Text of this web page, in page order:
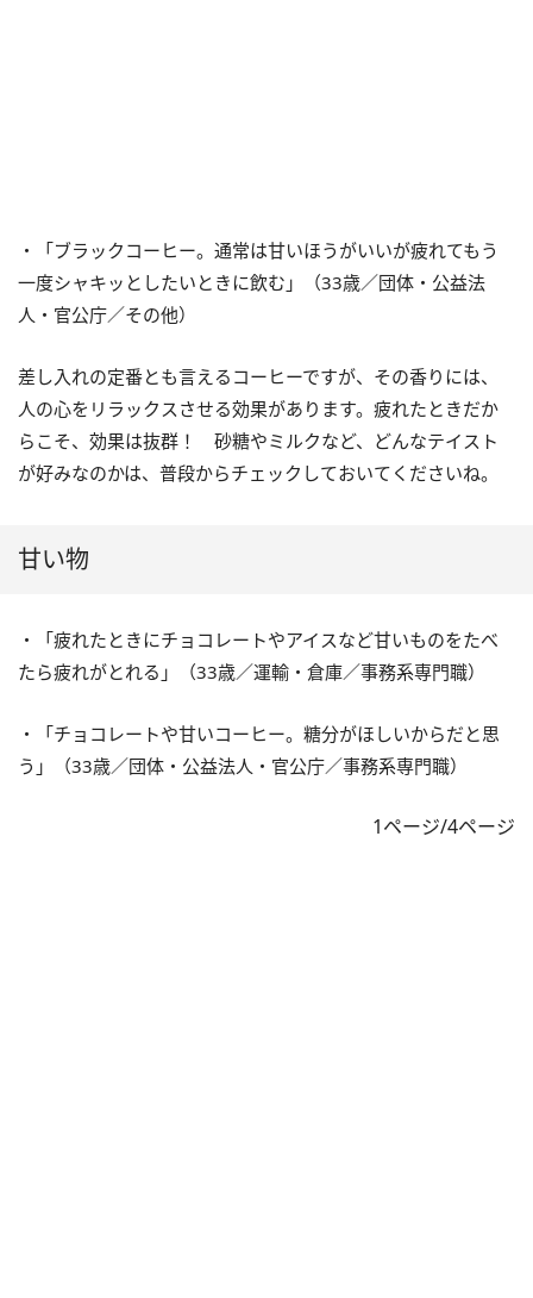
・「ブラックコーヒー。通常は甘いほうがいいが疲れてもう
一度シャキッとしたいときに飲む」（33歳／団体・公益法
人・官公庁／その他）
差し入れの定番とも言えるコーヒーですが、その香りには、
人の心をリラックスさせる効果があります。疲れたときだか
らこそ、効果は抜群！ 砂糖やミルクなど、どんなテイスト
が好みなのかは、普段からチェックしておいてくださいね。
甘い物
・「疲れたときにチョコレートやアイスなど甘いものをたべ
たら疲れがとれる」（33歳／運輸・倉庫／事務系専門職）
・「チョコレートや甘いコーヒー。糖分がほしいからだと思
う」（33歳／団体・公益法人・官公庁／事務系専門職）
1ページ/4ページ